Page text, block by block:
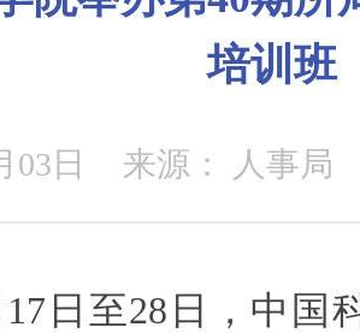
培训班
03日 来源： 人事局
17日至28日，中国